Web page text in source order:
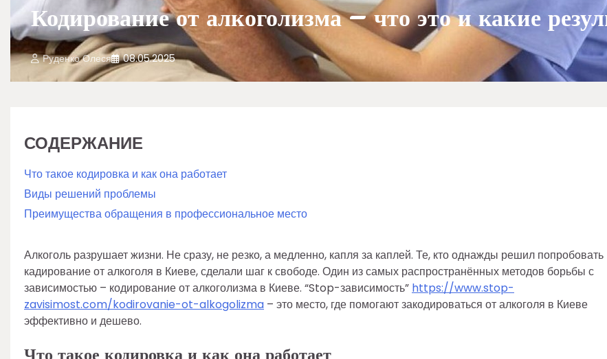
Кодирование от алкоголизма – что это и какие
Руденко Олеся 08.05.2025
СОДЕРЖАНИЕ
Что такое кодировка и как она работает
Виды решений проблемы
Преимущества обращения в профессиональное место
Алкоголь разрушает жизни. Не сразу, не резко, а медленно, капля за каплей. Те, кто однажды решил попробовать
кадирование от алкоголя в Киеве, сделали шаг к свободе. Один из самых распространённых методов борьбы с
зависимостью – кодирование от алкоголизма в Киеве. “Stop-зависимость” https://www.stop-
zavisimost.com/kodirovanie-ot-alkogolizma – это место, где помогают закодироваться от алкоголя в Киеве
эффективно и дешево.